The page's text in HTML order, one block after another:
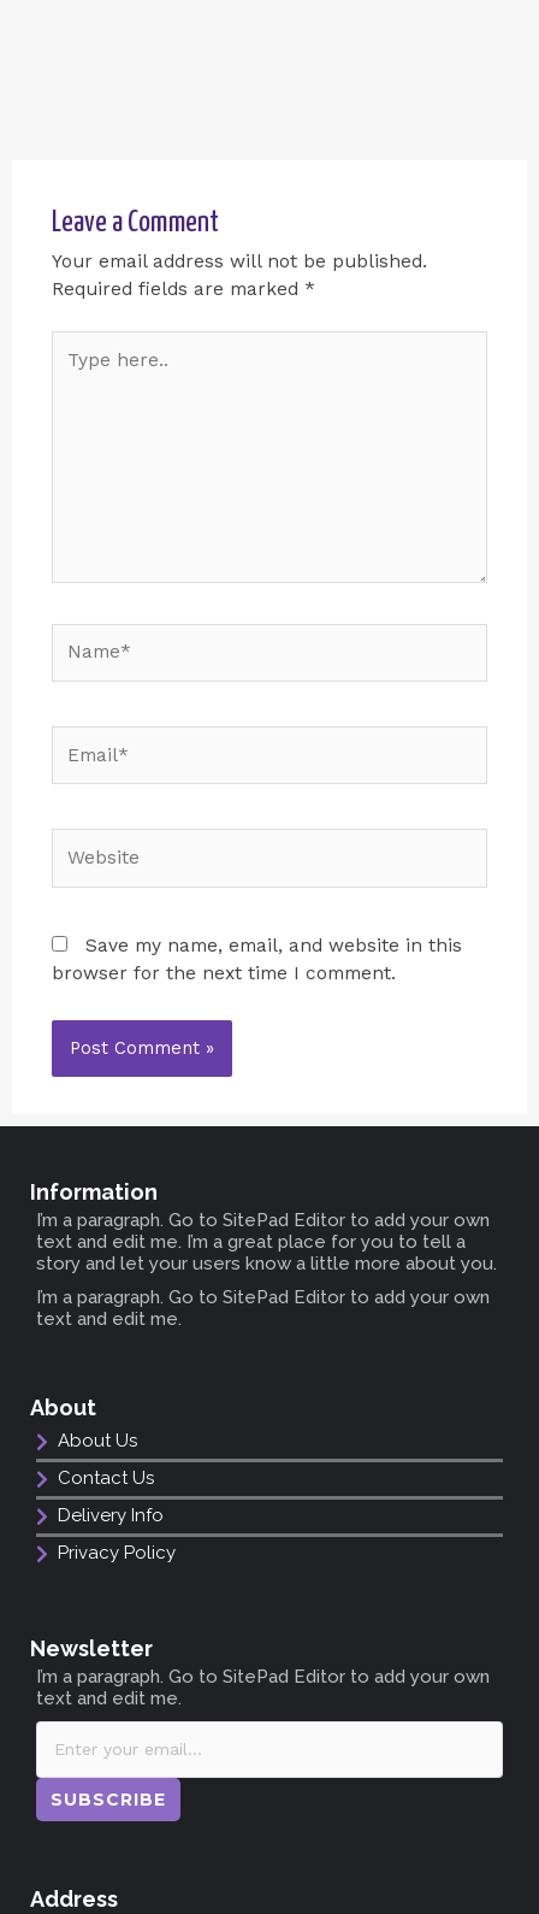
Leave a Comment
Your email address will not be published.
Required fields are marked *
Save my name, email, and website in this
browser for the next time I comment.
Information
I’m a paragraph. Go to SitePad Editor to add your own
text and edit me. I’m a great place for you to tell a
story and let your users know a little more about you.
I’m a paragraph. Go to SitePad Editor to add your own
text and edit me.
About
About Us
Contact Us
Delivery Info
Privacy Policy
Newsletter
I’m a paragraph. Go to SitePad Editor to add your own
text and edit me.
SUBSCRIBE
Address